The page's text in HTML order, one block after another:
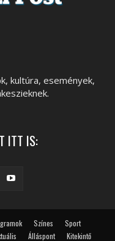
kultúra, események,
ITT IS:
Színes
Sport
Álláspont Kitekintő